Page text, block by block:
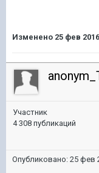
Изменено 25 фев
Участник
4 308 публикаций
Опубликовано: 25 фев